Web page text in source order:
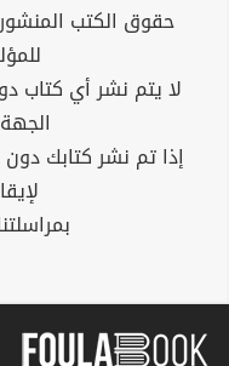
حقوق الكتب
لا يتم نشر أي كتاب
إذا تم نشر كتابك